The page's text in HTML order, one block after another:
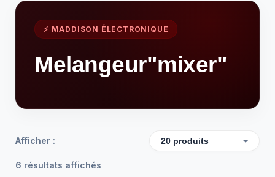
⚡ MADDISON ÉLECTRONIQUE
Melangeur"mixer"
Afficher :
6 résultats affichés